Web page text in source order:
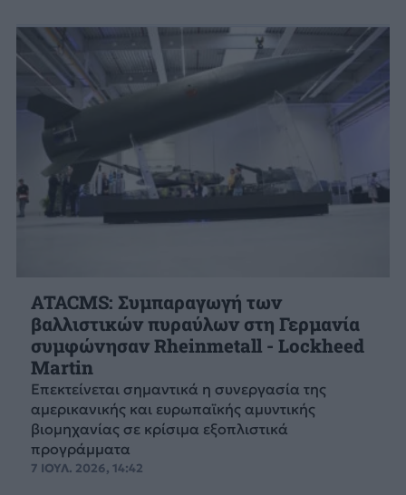
ATACMS: Συμπαραγωγή των
βαλλιστικών πυραύλων στη Γερμανία
συμφώνησαν Rheinmetall - Lockheed
Martin
Επεκτείνεται σημαντικά η συνεργασία της
αμερικανικής και ευρωπαϊκής αμυντικής
βιομηχανίας σε κρίσιμα εξοπλιστικά
προγράμματα
7 ΙΟΥΛ. 2026, 14:42